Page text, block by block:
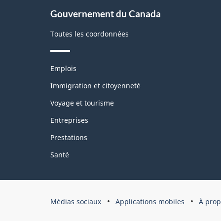
Gouvernement du Canada
Toutes les coordonnées
Thèmes
sujets
Emplois
Immigration et citoyenneté
Voyage et tourisme
Entreprises
Prestations
Santé
Organisation
Médias sociaux Applications mobiles À